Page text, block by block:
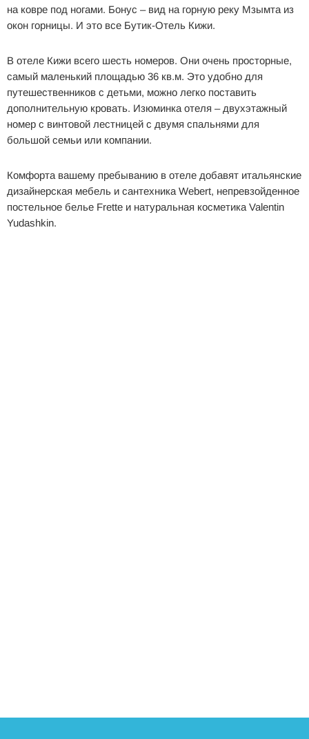
на ковре под ногами. Бонус – вид на горную реку Мзымта из
окон горницы. И это все Бутик-Отель Кижи.
В отеле Кижи всего шесть номеров. Они очень просторные,
самый маленький площадью 36 кв.м. Это удобно для
путешественников с детьми, можно легко поставить
дополнительную кровать. Изюминка отеля – двухэтажный
номер с винтовой лестницей с двумя спальнями для
большой семьи или компании.
Комфорта вашему пребыванию в отеле добавят итальянские
дизайнерская мебель и сантехника Webert, непревзойденное
постельное белье Frette и натуральная косметика Valentin
Yudashkin.